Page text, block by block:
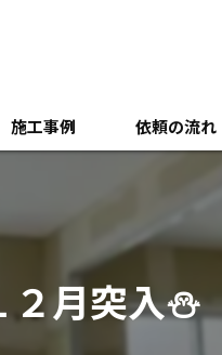
施工事例 依頼の流れ
月突入⛄